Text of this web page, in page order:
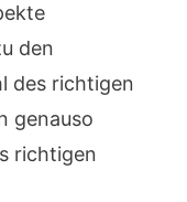
den
des richtigen
genauso
richtigen